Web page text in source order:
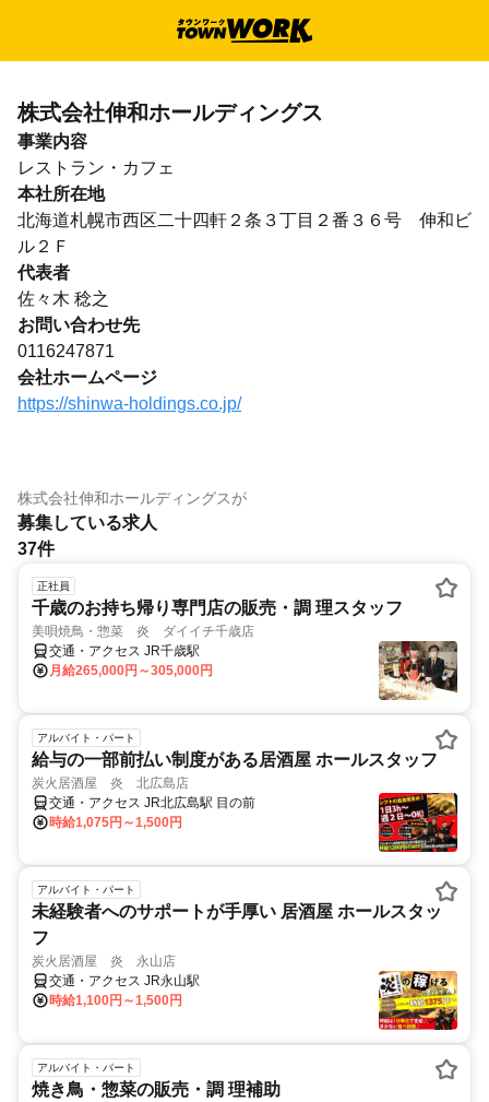
株式会社伸和ホールディングス
事業内容
レストラン・カフェ
本社所在地
北海道札幌市西区二十四軒２条３丁目２番３６号 伸和ビ
ル２Ｆ
代表者
佐々木 稔之
お問い合わせ先
0116247871
会社ホームページ
https://shinwa-holdings.co.jp/
株式会社伸和ホールディングスが
募集している求人
37件
正社員
千歳のお持ち帰り専門店の販売・調 理スタッフ
美唄焼鳥・惣菜 炎 ダイイチ千歳店
月給265,000円～305,000円
交通・アクセス JR千歳駅
アルバイト・パート
給与の一部前払い制度がある居酒屋 ホールスタッフ
炭火居酒屋 炎 北広島店
時給1,075円～1,500円
交通・アクセス JR北広島駅 目の前
アルバイト・パート
未経験者へのサポートが手厚い 居酒屋 ホールスタッ
フ
炭火居酒屋 炎 永山店
時給1,100円～1,500円
交通・アクセス JR永山駅
アルバイト・パート
焼き鳥・惣菜の販売・調 理補助